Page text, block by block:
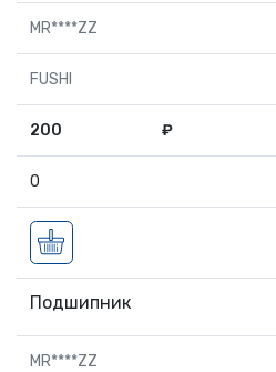
MR****ZZ
FUSHI
200 ₽
0
Подшипник
MR****ZZ